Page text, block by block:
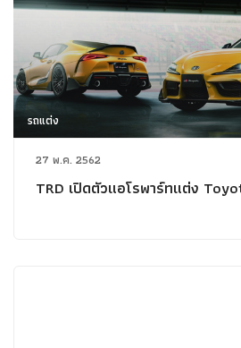
รถแต่ง
27 พ.ค. 2562
TRD เปิดตัวแอโรพาร์ทแต่ง